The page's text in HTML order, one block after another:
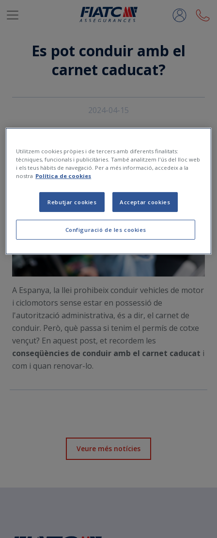
Salta al contingut principal
Es pot conduir amb el
carnet caducat?
2024-04-15
A Espanya, la llei prohibeix conduir vehicles de motor
i ciclomotors sense estar en possessió de
l'autorització administrativa, és a dir, el carnet de
conduir. Però, què passa si tenim el permís de cotxe
vençut? En aquest post, et recordem les
conseqüències de conduir amb el carnet caducat i
com i quan renovar-lo.
Veure més notícies
Utilitzem cookies pròpies i de tercers amb diferents finalitats:
tècniques, funcionals i publicitàries. També analitzem l'ús del lloc web
i els teus hàbits de navegació. Per a més informació, accedeix a la
nostra Política de cookies
Configuració de les cookies
Rebutjar cookies Acceptar cookies